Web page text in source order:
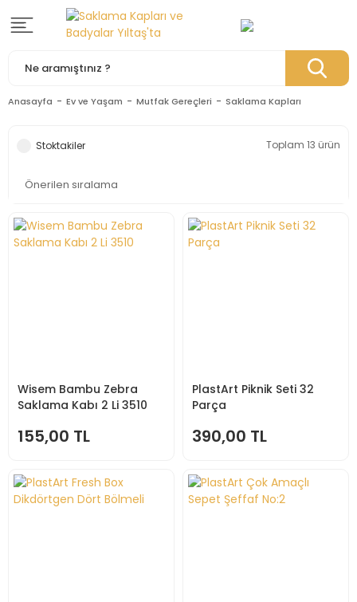
Anasayfa Ev ve Yaşam Mutfak Gereçleri Saklama Kapları
Stoktakiler Toplam 13 ürün
Wisem Bambu Zebra
Saklama Kabı 2 Li 3510
155,00 TL
PlastArt Piknik Seti 32
Parça
390,00 TL